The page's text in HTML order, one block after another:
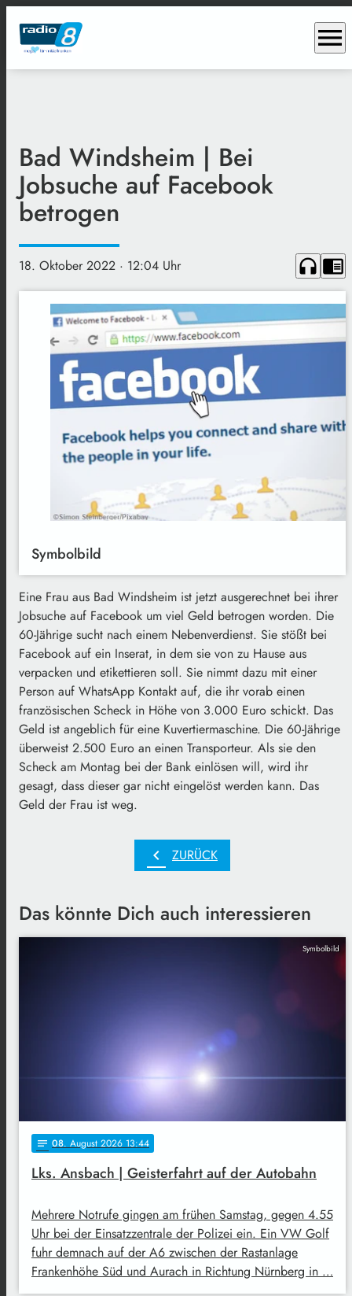
menu
Bad Windsheim | Bei
Jobsuche auf Facebook
betrogen
18. Oktober 2022 · 12:04 Uhr headphones chrome_reader_mode
Symbolbild
Eine Frau aus Bad Windsheim ist jetzt ausgerechnet bei ihrer
Jobsuche auf Facebook um viel Geld betrogen worden. Die
60-Jährige sucht nach einem Nebenverdienst. Sie stößt bei
Facebook auf ein Inserat, in dem sie von zu Hause aus
verpacken und etikettieren soll. Sie nimmt dazu mit einer
Person auf WhatsApp Kontakt auf, die ihr vorab einen
französischen Scheck in Höhe von 3.000 Euro schickt. Das
Geld ist angeblich für eine Kuvertiermaschine. Die 60-Jährige
überweist 2.500 Euro an einen Transporteur. Als sie den
Scheck am Montag bei der Bank einlösen will, wird ihr
gesagt, dass dieser gar nicht eingelöst werden kann. Das
Geld der Frau ist weg.
chevron_left ZURÜCK
Das könnte Dich auch interessieren
Symbolbild
notes 08. August 2026 13:44
Lks. Ansbach | Geisterfahrt auf der Autobahn
Mehrere Notrufe gingen am frühen Samstag, gegen 4.55
Uhr bei der Einsatzzentrale der Polizei ein. Ein VW Golf
fuhr demnach auf der A6 zwischen der Rastanlage
Frankenhöhe Süd und Aurach in Richtung Nürnberg in …